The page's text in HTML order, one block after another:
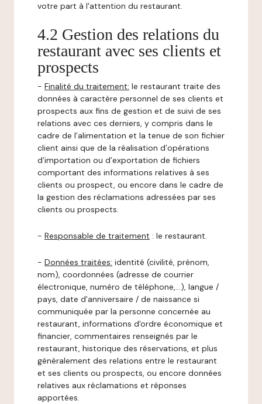
votre part à l'attention du restaurant.
4.2 Gestion des relations du
restaurant avec ses clients et
prospects
- Finalité du traitement: le restaurant traite des
données à caractère personnel de ses clients et
prospects aux fins de gestion et de suivi de ses
relations avec ces derniers, y compris dans le
cadre de l’alimentation et la tenue de son fichier
client ainsi que de la réalisation d’opérations
d’importation ou d’exportation de fichiers
comportant des informations relatives à ses
clients ou prospect, ou encore dans le cadre de
la gestion des réclamations adressées par ses
clients ou prospects.
- Responsable de traitement : le restaurant.
- Données traitées: identité (civilité, prénom,
nom), coordonnées (adresse de courrier
électronique, numéro de téléphone,…), langue /
pays, date d'anniversaire / de naissance si
communiquée par la personne concernée au
restaurant, informations d'ordre économique et
financier, commentaires renseignés par le
restaurant, historique des réservations, et plus
généralement des relations entre le restaurant
et ses clients ou prospects, ou encore données
relatives aux réclamations et réponses
apportées.